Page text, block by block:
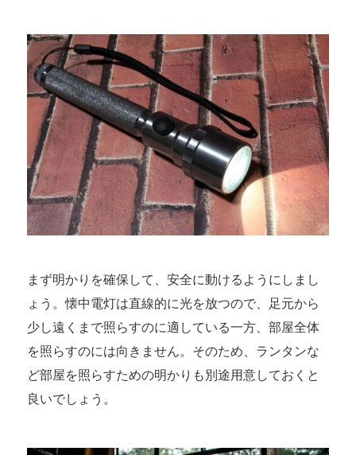
まず明かりを確保して、安全に動けるようにしまし
ょう。懐中電灯は直線的に光を放つので、足元から
少し遠くまで照らすのに適している一方、部屋全体
を照らすのには向きません。そのため、ランタンな
ど部屋を照らすための明かりも別途用意しておくと
良いでしょう。